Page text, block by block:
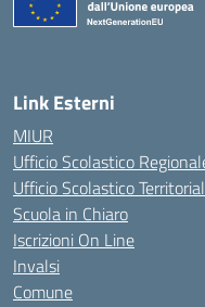
Link Esterni
MIUR
Ufficio Scolastico
Ufficio Scolastico
Scuola in Chiaro
Iscrizioni On Line
Invalsi
Comune